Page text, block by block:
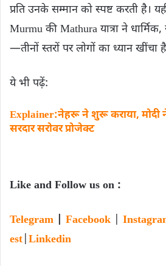
प्रति उनके सम्मान को स्पष्ट करती है।
Murmu की Mathura यात्रा ने
—तीनों स्तरों पर लोगों का ध्यान खींचा
ये भी पढ़ें:
Explainer:नेहरू ने शुरू कराया, मोदी
सरदार सरोवर प्रोजेक्ट
Like and Follow us on :
Telegram Facebook
est Linkedin